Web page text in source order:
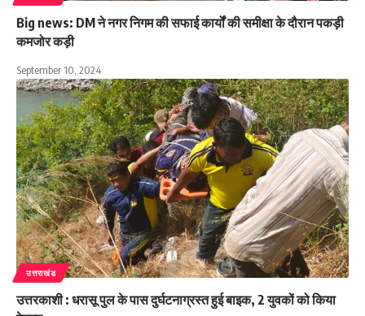
Big news: DM ने नगर निगम की सफाई कार्यों की समीक्षा के दौरान पकड़ी
कमजोर कड़ी
September 10, 2024
उत्तराखंड
उत्तरकाशी : धरासू पुल के पास दुर्घटनाग्रस्त हुई बाइक, 2 युवकों को किया